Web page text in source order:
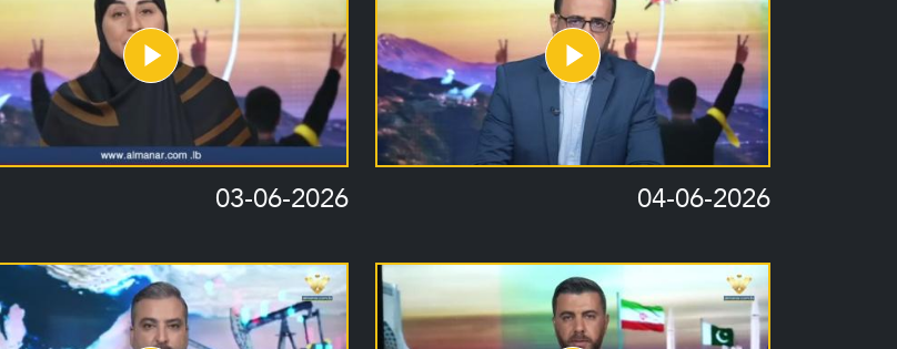
04-06-2026
03-06-2026